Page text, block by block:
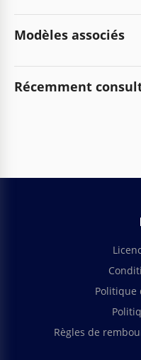
Modèles associés
Récemment
Politique
Règles de